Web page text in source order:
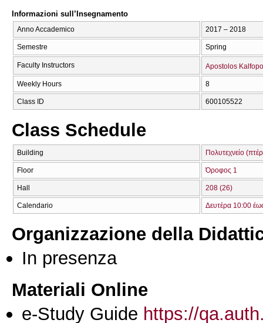
Informazioni sull’Insegnamento
Anno Accademico 2017 – 2018
Semestre Spring
Faculty Instructors Apostolos
Weekly Hours 8
Class ID 600105522
Class Schedule
Building Πολυτεχνείο
Floor Όροφος 1
Hall 208 (26)
Calendario Δευτέρα 10:00
Organizzazione della
In presenza
Materiali Online
e-Study Guide https://